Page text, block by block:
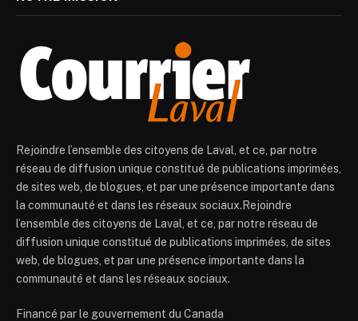
Rejoindre l’ensemble des citoyens de Laval, et ce, par notre
réseau de diffusion unique constitué de publications imprimées,
de sites web, de blogues, et par une présence importante dans
la communauté et dans les réseaux sociaux.Rejoindre
l’ensemble des citoyens de Laval, et ce, par notre réseau de
diffusion unique constitué de publications imprimées, de sites
web, de blogues, et par une présence importante dans la
communauté et dans les réseaux sociaux.
Financé par le gouvernement du Canada